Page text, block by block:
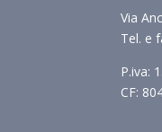
Via
Tel. e
P.iva:
CF: